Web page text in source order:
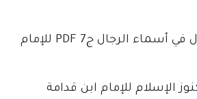
كتاب تذهيب تهذيب الكمال في أسماء الرجال ج7 PDF للإمام